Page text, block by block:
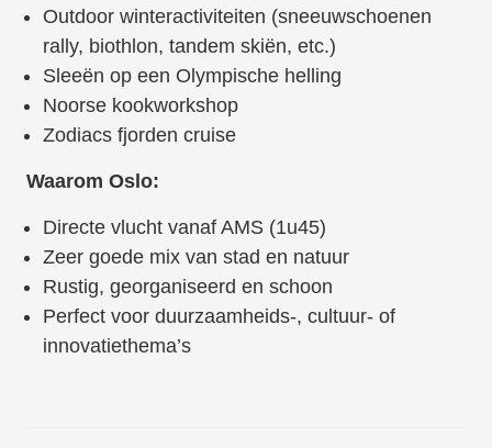
Outdoor winteractiviteiten (sneeuwschoenen
rally, biothlon, tandem skiën, etc.)
Sleeën op een Olympische helling
Noorse kookworkshop
Zodiacs fjorden cruise
Waarom Oslo:
Directe vlucht vanaf AMS (1u45)
Zeer goede mix van stad en natuur
Rustig, georganiseerd en schoon
Perfect voor duurzaamheids-, cultuur- of
innovatiethema’s